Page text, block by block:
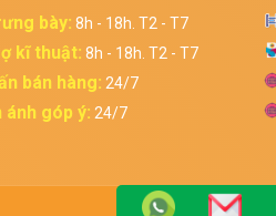
bày: 8h - 18h. T2 - T7
kĩ thuật: 8h - 18h. T2 - T7
bán hàng: 24/7
ánh góp ý: 24/7